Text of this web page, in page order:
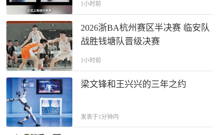
1小时前
2026浙BA杭州赛区半决赛 临安队
战胜钱塘队晋级决赛
1小时前
梁文锋和王兴兴的三年之约
发表于1分钟内